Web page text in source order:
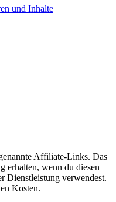
und Inhalte
Affiliate-Links. Das
erhalten, wenn du diesen
Dienstleistung verwendest.
Kosten.